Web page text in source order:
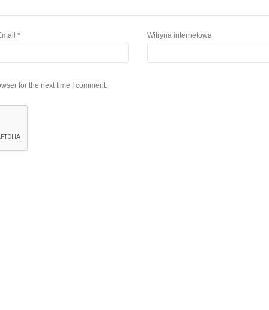
* Witryna internetowa
for the next time I comment.